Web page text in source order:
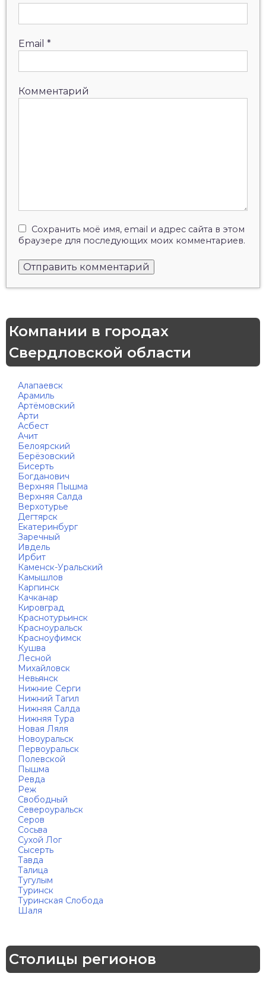
Email *
Комментарий
Сохранить моё имя, email и адрес сайта в этом
браузере для последующих моих комментариев.
Компании в городах
Свердловской области
Алапаевск
Арамиль
Артёмовский
Арти
Асбест
Ачит
Белоярский
Берёзовский
Бисерть
Богданович
Верхняя Пышма
Верхняя Салда
Верхотурье
Дегтярск
Екатеринбург
Заречный
Ивдель
Ирбит
Каменск-Уральский
Камышлов
Карпинск
Качканар
Кировград
Краснотурьинск
Красноуральск
Красноуфимск
Кушва
Лесной
Михайловск
Невьянск
Нижние Серги
Нижний Тагил
Нижняя Салда
Нижняя Тура
Новая Ляля
Новоуральск
Первоуральск
Полевской
Пышма
Ревда
Реж
Свободный
Североуральск
Серов
Сосьва
Сухой Лог
Сысерть
Тавда
Талица
Тугулым
Туринск
Туринская Слобода
Шаля
Столицы регионов